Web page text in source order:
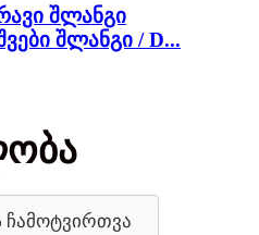
შლანგი
შლანგი / D...